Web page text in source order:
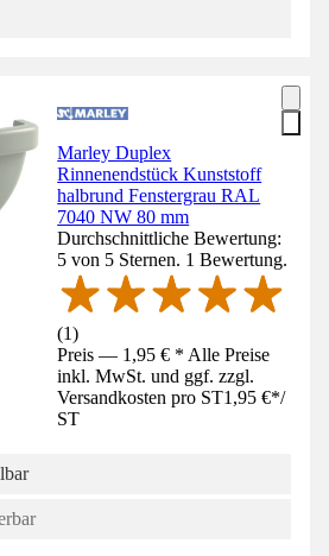
Marley Duplex
Rinnenendstück Kunststoff
halbrund Fenstergrau RAL
7040 NW 80 mm
Durchschnittliche Bewertung:
5 von 5 Sternen. 1 Bewertung.
(1)
Preis — 1,95 € * Alle Preise
inkl. MwSt. und ggf. zzgl.
Versandkosten pro ST1,95 €*/
ST